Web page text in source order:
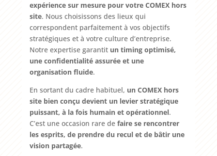
expérience sur mesure pour votre COMEX hors
site. Nous choisissons des lieux qui
correspondent parfaitement à vos objectifs
stratégiques et à votre culture d’entreprise.
Notre expertise garantit un timing optimisé,
une confidentialité assurée et une
organisation fluide.
En sortant du cadre habituel, un COMEX hors
site bien conçu devient un levier stratégique
puissant, à la fois humain et opérationnel.
C’est une occasion rare de faire se rencontrer
les esprits, de prendre du recul et de bâtir une
vision partagée.